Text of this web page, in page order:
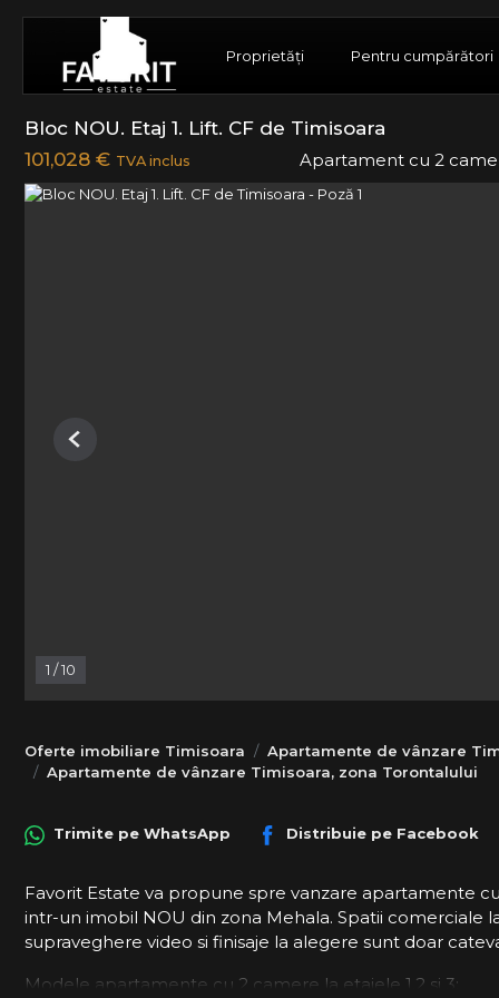
Proprietăți Pentru cumpărători
Bloc NOU. Etaj 1. Lift. CF de Timisoara
101,028 € TVA inclus Apartament cu 2
1 /10
Previous
Oferte imobiliare Timisoara
Apartamente de vânzare
Apartamente de vânzare Timisoara, zona Torontalului
Trimite pe WhatsApp Distribuie pe Facebook
Favorit Estate va propune spre vanzare apartamente
intr-un imobil NOU din zona Mehala. Spatii comerciale
supraveghere video si finisaje la alegere sunt doar
Modele apartamente cu 2 camere la etajele 1,2 si 3: